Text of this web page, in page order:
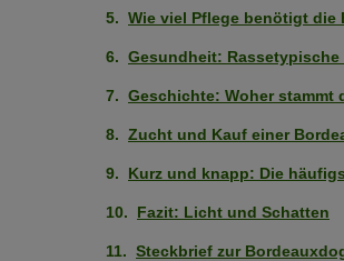
Wie viel Pflege benötigt die
Gesundheit:
Geschichte: Woher stammt
Zucht und Kauf einer
Kurz und knapp: Die
Fazit: Licht und Schatten
Steckbrief zur